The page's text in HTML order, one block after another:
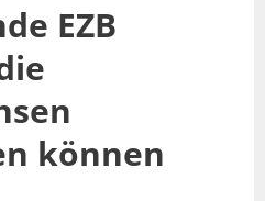
EZB
können